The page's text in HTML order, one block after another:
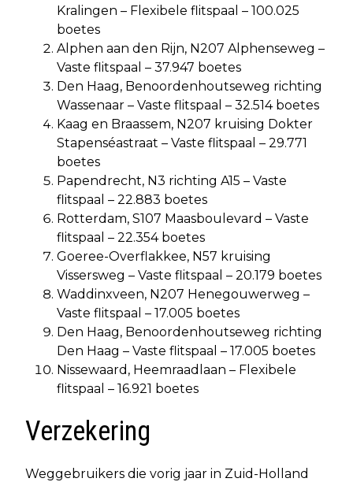
Kralingen – Flexibele flitspaal – 100.025
boetes
Alphen aan den Rijn, N207 Alphenseweg –
Vaste flitspaal – 37.947 boetes
Den Haag, Benoordenhoutseweg richting
Wassenaar – Vaste flitspaal – 32.514 boetes
Kaag en Braassem, N207 kruising Dokter
Stapenséastraat – Vaste flitspaal – 29.771
boetes
Papendrecht, N3 richting A15 – Vaste
flitspaal – 22.883 boetes
Rotterdam, S107 Maasboulevard – Vaste
flitspaal – 22.354 boetes
Goeree-Overflakkee, N57 kruising
Vissersweg – Vaste flitspaal – 20.179 boetes
Waddinxveen, N207 Henegouwerweg –
Vaste flitspaal – 17.005 boetes
Den Haag, Benoordenhoutseweg richting
Den Haag – Vaste flitspaal – 17.005 boetes
Nissewaard, Heemraadlaan – Flexibele
flitspaal – 16.921 boetes
Verzekering
Weggebruikers die vorig jaar in Zuid-Holland